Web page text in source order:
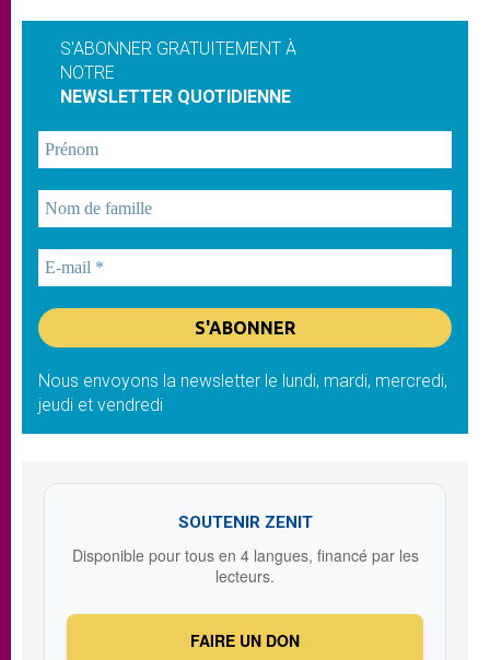
S'ABONNER GRATUITEMENT À
NOTRE
NEWSLETTER QUOTIDIENNE
Nous envoyons la newsletter le lundi, mardi, mercredi,
jeudi et vendredi
SOUTENIR ZENIT
Disponible pour tous en 4 langues, financé par les
lecteurs.
FAIRE UN DON